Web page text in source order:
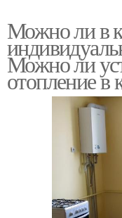
домах
Можно ли в
Можно ли
отопление в